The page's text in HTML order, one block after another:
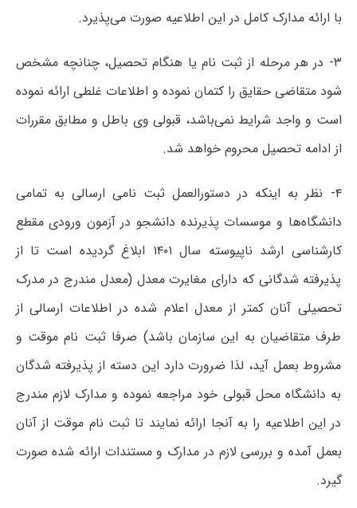
با ارائه مدارک کامل در این اطلاعیه صورت می‌پذیرد.
۳- در هر مرحله از ثبت نام یا هنگام تحصیل، چنانچه مشخص
شود متقاضی حقایق را کتمان نموده و اطلاعات غلطی ارائه نموده
است و واجد شرایط نمی‌باشد، قبولی وی باطل و مطابق مقررات
از ادامه تحصیل محروم خواهد شد.
۴- نظر به اینکه در دستورالعمل ثبت نامی ارسالی به تمامی
دانشگاه‌ها و موسسات پذیرنده دانشجو در آزمون ورودی مقطع
کارشناسی ارشد ناپیوسته سال ۱۴۰۱ ابلاغ گردیده است تا از
پذیرفته شدگانی که دارای مغایرت معدل (معدل مندرج در مدرک
تحصیلی آنان کمتر از معدل اعلام شده در اطلاعات ارسالی از
طرف متقاضیان به این سازمان باشد) صرفا ثبت نام موقت و
مشروط بعمل آید، لذا ضرورت دارد این دسته از پذیرفته شدگان
به دانشگاه محل قبولی خود مراجعه نموده و مدارک لازم مندرج
در این اطلاعیه را به آنجا ارائه نمایند تا ثبت نام موقت از آنان
بعمل آمده و بررسی لازم در مدارک و مستندات ارائه شده صورت
گیرد.